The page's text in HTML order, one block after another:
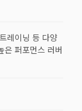
레이닝 등 다양
은 퍼포먼스 러버